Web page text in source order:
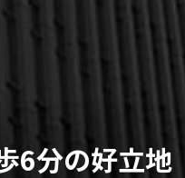
6分の好立地